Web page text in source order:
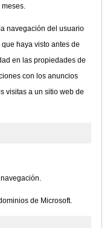
navegación del usuario
haya visto antes de
en las propiedades de
con los anuncios
visitas a un sitio web de
de Microsoft.